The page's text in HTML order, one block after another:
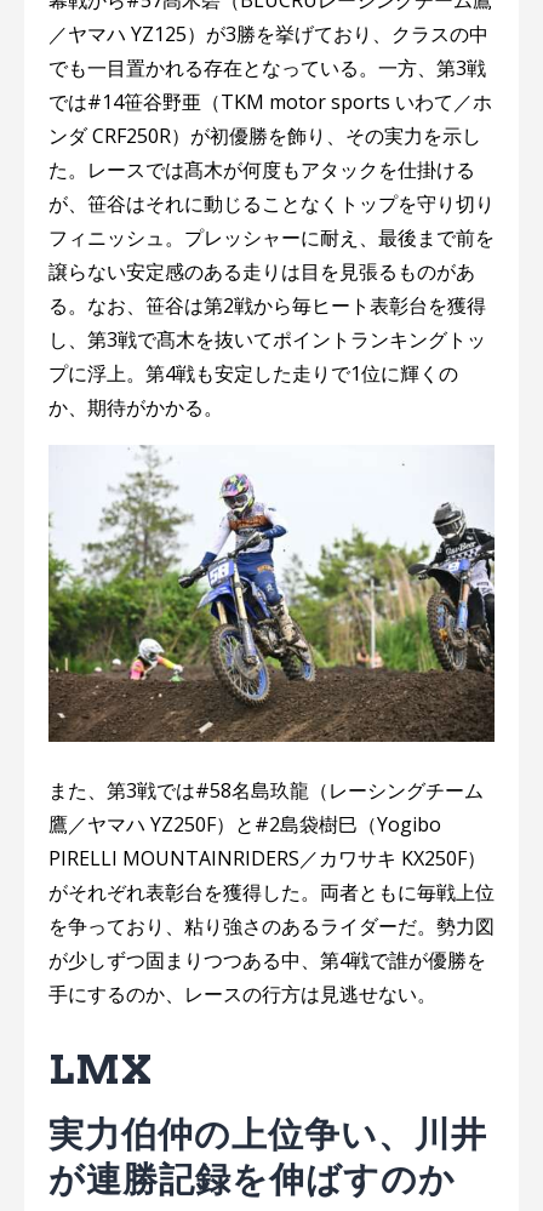
／ヤマハ YZ125）が3勝を挙げており、クラスの中
でも一目置かれる存在となっている。一方、第3戦
では#14笹谷野亜（TKM motor sports いわて／ホ
ンダ CRF250R）が初優勝を飾り、その実力を示し
た。レースでは髙木が何度もアタックを仕掛ける
が、笹谷はそれに動じることなくトップを守り切り
フィニッシュ。プレッシャーに耐え、最後まで前を
譲らない安定感のある走りは目を見張るものがあ
る。なお、笹谷は第2戦から毎ヒート表彰台を獲得
し、第3戦で髙木を抜いてポイントランキングトッ
プに浮上。第4戦も安定した走りで1位に輝くの
か、期待がかかる。
また、第3戦では#58名島玖龍（レーシングチーム
鷹／ヤマハ YZ250F）と#2島袋樹巳（Yogibo
PIRELLI MOUNTAINRIDERS／カワサキ KX250F）
がそれぞれ表彰台を獲得した。両者ともに毎戦上位
を争っており、粘り強さのあるライダーだ。勢力図
が少しずつ固まりつつある中、第4戦で誰が優勝を
手にするのか、レースの行方は見逃せない。
LMX
実力伯仲の上位争い、川井
が連勝記録を伸ばすのか